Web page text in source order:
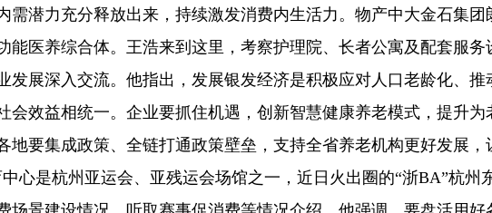
需潜力充分释放出来，持续激发消费内生活力。物产中大金石集
能医养综合体。王浩来到这里，考察护理院、长者公寓及配套服
发展深入交流。他指出，发展银发经济是积极应对人口老龄化、
会效益相统一。企业要抓住机遇，创新智慧健康养老模式，提升
地要集成政策、全链打通政策壁垒，支持全省养老机构更好发展，
心是杭州亚运会、亚残运会场馆之一，近日火出圈的“浙BA”杭